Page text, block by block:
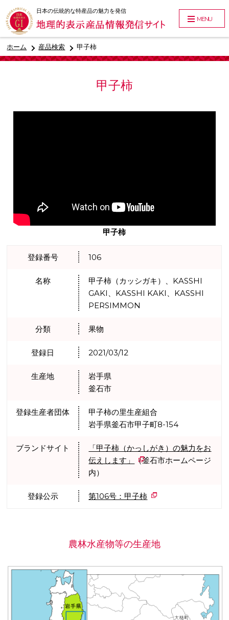
ホーム 産品検索 甲子柿
甲子柿
甲子柿
登録番号 106
名称
甲子柿（カッシガキ）、KASSHI
GAKI、KASSHI KAKI、KASSHI
PERSIMMON
分類 果物
登録日 2021/03/12
生産地
岩手県
釜石市
登録生産者団体
甲子柿の里生産組合
岩手県釜石市甲子町8-154
ブランドサイト
「甲子柿（かっしがき）の魅力をお
伝えします」
（釜石市ホームページ
内）
登録公示 第106号：甲子柿
農林水産物等の生産地
日本の伝統的な特産品の魅力を発信
MENU